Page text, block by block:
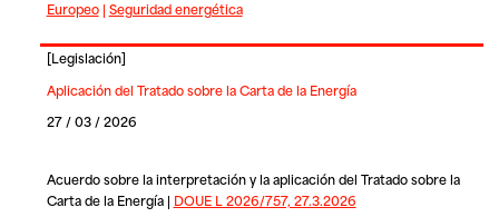
Europeo| Seguridad energética
[Legislación]
Aplicación del Tratado sobre la Carta de la Energía
27 / 03 / 2026
Acuerdo sobre la interpretación y la aplicación del Tratado sobre la
Carta de la Energía | DOUE L 2026/757, 27.3.2026